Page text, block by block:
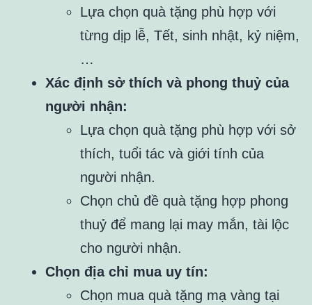
Lựa chọn quà tặng phù hợp với
từng dịp lễ, Tết, sinh nhật, kỷ niệm,
…
Xác định sở thích và phong thuỷ của
người nhận:
Lựa chọn quà tặng phù hợp với sở
thích, tuổi tác và giới tính của
người nhận.
Chọn chủ đề quà tặng hợp phong
thuỷ để mang lại may mắn, tài lộc
cho người nhận.
Chọn địa chỉ mua uy tín:
Chọn mua quà tặng mạ vàng tại